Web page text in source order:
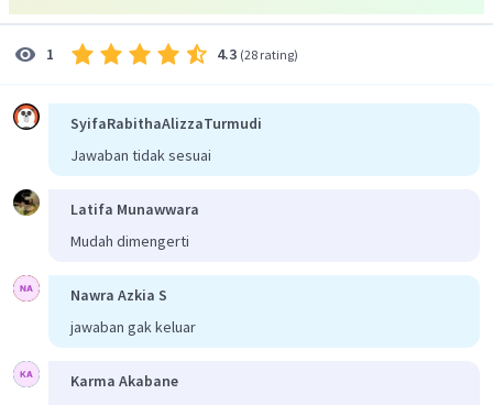
1 4.3 (28 rating)
SyifaRabithaAlizzaTurmudi
Jawaban tidak sesuai
Latifa Munawwara
Mudah dimengerti
Nawra Azkia S
jawaban gak keluar
Karma Akabane